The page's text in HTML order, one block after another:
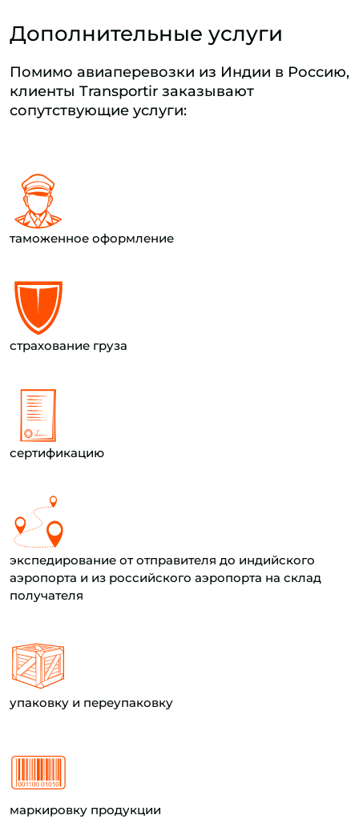
Дополнительные услуги
Помимо авиаперевозки из Индии в Россию,
клиенты Transportir заказывают
сопутствующие услуги:
таможенное оформление
страхование груза
сертификацию
экспедирование от отправителя до индийского
аэропорта и из российского аэропорта на склад
получателя
упаковку и переупаковку
маркировку продукции